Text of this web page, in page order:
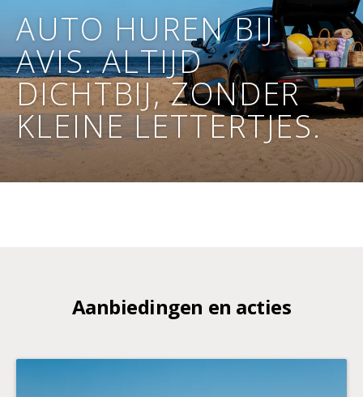
AUTO HUREN BIJ
AVIS. ALTIJD
DICHTBIJ, ZONDER
KLEINE LETTERTJES.
Aanbiedingen en acties